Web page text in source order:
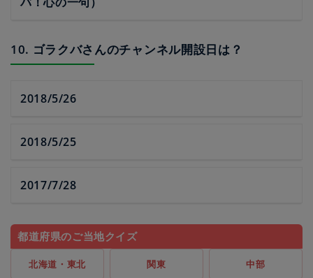
10. ゴラクバさんのチャンネル開設日は？
2018/5/26
2018/5/25
2017/7/28
都道府県のご当地クイズ
北海道・東北 関東 中部